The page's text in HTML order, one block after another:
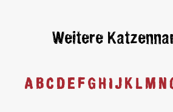
Weitere
A BC D E F G H IJ K L M N